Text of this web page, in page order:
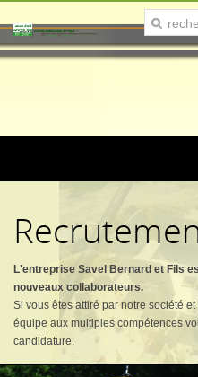
L'entreprise Savel Bernard et Fils
nouveaux collaborateurs.
Si vous êtes attiré par notre société
équipe aux multiples compétences
candidature.